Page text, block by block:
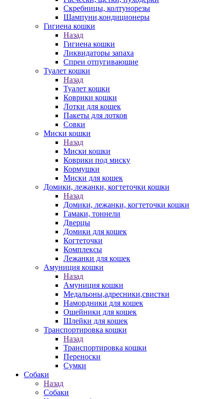
Скребницы, колтунорезы
Шампуни,кондиционеры
Гигиена кошки
Назад
Гигиена кошки
Ликвидаторы запаха
Спреи отпугивающие
Туалет кошки
Назад
Туалет кошки
Коврики кошки
Лотки для кошек
Пакеты для лотков
Совки
Миски кошки
Назад
Миски кошки
Коврики под миску
Кормушки
Миски для кошек
Домики, лежанки, когтеточки кошки
Назад
Домики, лежанки, когтеточки кошки
Гамаки, тоннели
Дверцы
Домики для кошек
Когтеточки
Комплексы
Лежанки для кошек
Амуниция кошки
Назад
Амуниция кошки
Медальоны,адресники,свистки
Намордники для кошек
Ошейники для кошек
Шлейки для кошек
Транспортировка кошки
Назад
Транспортировка кошки
Переноски
Сумки
Собаки
Назад
Собаки